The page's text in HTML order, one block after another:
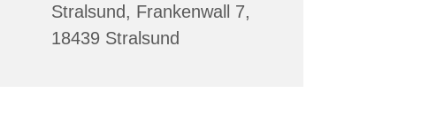
Stralsund, Frankenwall 7,
18439 Stralsund